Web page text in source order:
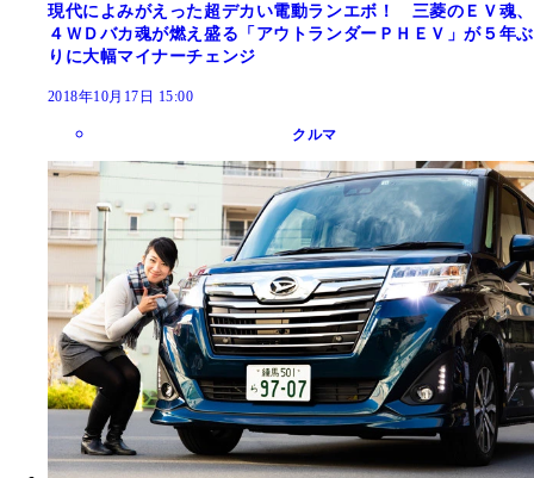
現代によみがえった超デカい電動ランエボ！ 三菱のＥＶ魂、
４ＷＤバカ魂が燃え盛る「アウトランダーＰＨＥＶ」が５年ぶ
りに大幅マイナーチェンジ
2018年10月17日 15:00
クルマ